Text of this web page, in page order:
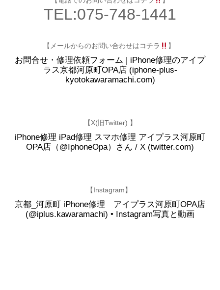
TEL:075-748-1441
【メールからのお問い合わせはコチラ 】
お問合せ・修理依頼フォーム | iPhone修理のアイプ
ラス京都河原町OPA店 (iphone-plus-
kyotokawaramachi.com)
【X(旧Twitter) 】
iPhone修理 iPad修理 スマホ修理 アイプラス河原町
OPA店（@IphoneOpa）さん / X (twitter.com)
【Instagram】
京都_河原町 iPhone修理 アイプラス河原町OPA店
(@iplus.kawaramachi) • Instagram写真と動画